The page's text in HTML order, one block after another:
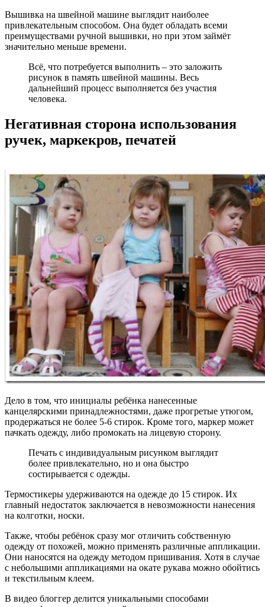
Вышивка на швейной машине выглядит наиболее
привлекательным способом. Она будет обладать всеми
преимуществами ручной вышивки, но при этом займёт
значительно меньше времени.
Всё, что потребуется выполнить – это заложить
рисунок в память швейной машины. Весь
дальнейший процесс выполняется без участия
человека.
Негативная сторона использования
ручек, маркекров, печатей
Дело в том, что инициалы ребёнка нанесенные
канцелярскими принадлежностями, даже прогретые утюгом,
продержаться не более 5-6 стирок. Кроме того, маркер может
пачкать одежду, либо промокать на лицевую сторону.
Печать с индивидуальным рисунком выглядит
более привлекательно, но и она быстро
состирывается с одежды.
Термостикеры удерживаются на одежде до 15 стирок. Их
главный недостаток заключается в невозможности нанесения
на колготки, носки.
Также, чтобы ребёнок сразу мог отличить собственную
одежду от похожей, можно применять различные аппликации.
Они наносятся на одежду методом пришивания. Хотя в случае
с небольшими аппликациями на окате рукава можно обойтись
и текстильным клеем.
В видео блоггер делится уникальными способами